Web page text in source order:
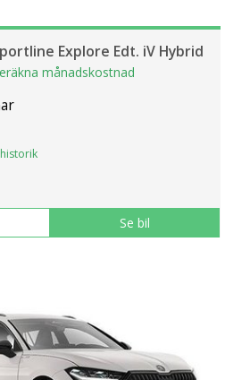
Explore Edt. iV Hybrid
månadskostnad
Se bil